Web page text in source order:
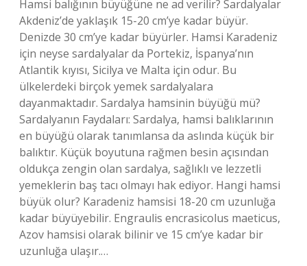
Hamsi balığının büyüğüne ne ad verilir? Sardalyalar
Akdeniz’de yaklaşık 15-20 cm’ye kadar büyür.
Denizde 30 cm’ye kadar büyürler. Hamsi Karadeniz
için neyse sardalyalar da Portekiz, İspanya’nın
Atlantik kıyısı, Sicilya ve Malta için odur. Bu
ülkelerdeki birçok yemek sardalyalara
dayanmaktadır. Sardalya hamsinin büyüğü mü?
Sardalyanın Faydaları: Sardalya, hamsi balıklarının
en büyüğü olarak tanımlansa da aslında küçük bir
balıktır. Küçük boyutuna rağmen besin açısından
oldukça zengin olan sardalya, sağlıklı ve lezzetli
yemeklerin baş tacı olmayı hak ediyor. Hangi hamsi
büyük olur? Karadeniz hamsisi 18-20 cm uzunluğa
kadar büyüyebilir. Engraulis encrasicolus maeticus,
Azov hamsisi olarak bilinir ve 15 cm’ye kadar bir
uzunluğa ulaşır.…